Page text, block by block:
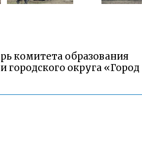
комитета образования
городского округа